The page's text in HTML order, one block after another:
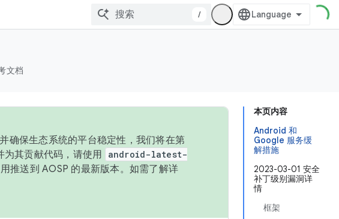
/
文档
本页内容
Android 和
Google 服务缓
解措施
2023-03-01 安全
补丁级别漏洞详
情
框架
确保生态系统的平台稳定性，我们将在第
为其贡献代码，请使用
android-latest-
推送到 AOSP 的最新版本。如需了解详